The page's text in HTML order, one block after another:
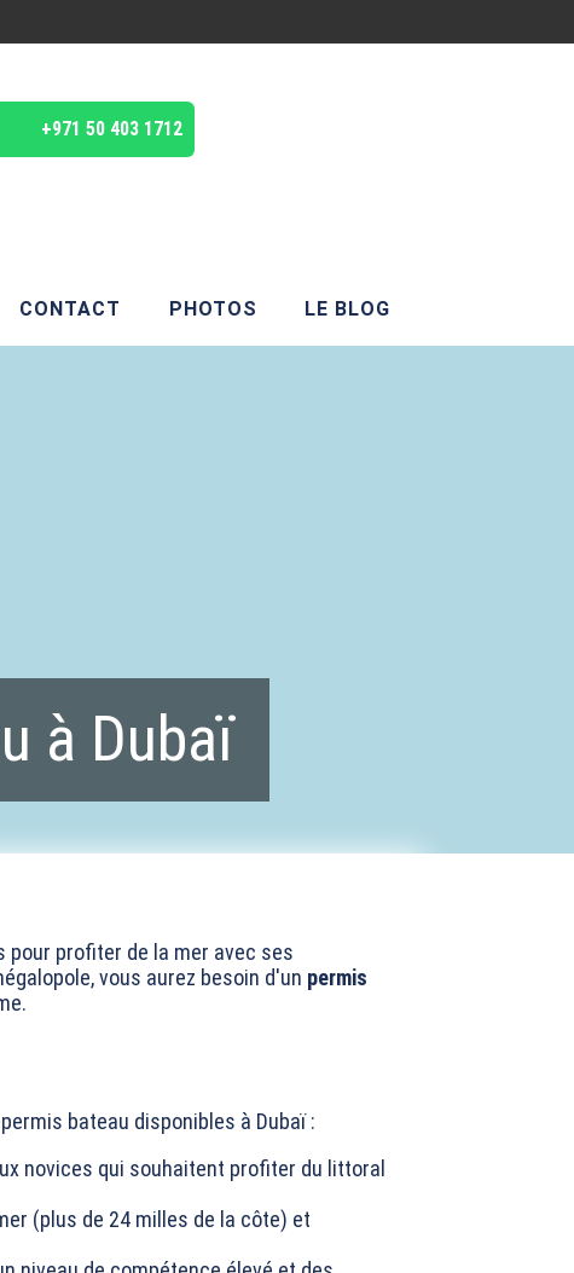
+971 50 403 1712
CONTACT PHOTOS LE BLOG
à Dubaï
pour profiter de la mer avec ses
vous aurez besoin d'un permis
bateau disponibles à Dubaï :
novices qui souhaitent profiter du littoral
(plus de 24 milles de la côte) et